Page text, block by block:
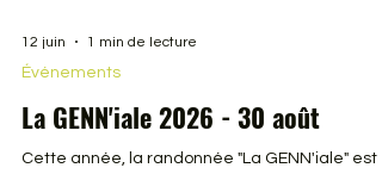
12 juin 1 min de lecture
Événements
La GENN'iale 2026 - 30 août
Cette année, la randonnée "La GENN'iale" est